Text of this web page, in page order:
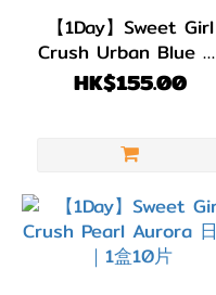
【1Day】Sweet Girl
Crush Urban Blue 日
抛｜1盒10片
HK$155.00